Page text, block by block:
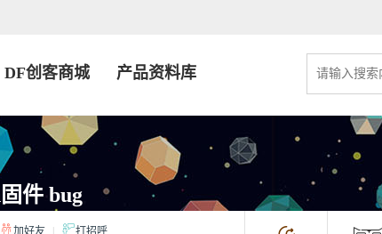
DF创客商城 产品资料库
件 bug
加好友 打招呼